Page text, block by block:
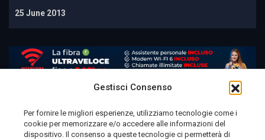
Gestisci Consenso
Per fornire le migliori esperienze, utilizziamo tecnologie come i
cookie per memorizzare e/o accedere alle informazioni del
dispositivo. Il consenso a queste tecnologie ci permetterà di
25 June 2013
Telemolise - reg. Tribunale di Campobasso n. 133 del